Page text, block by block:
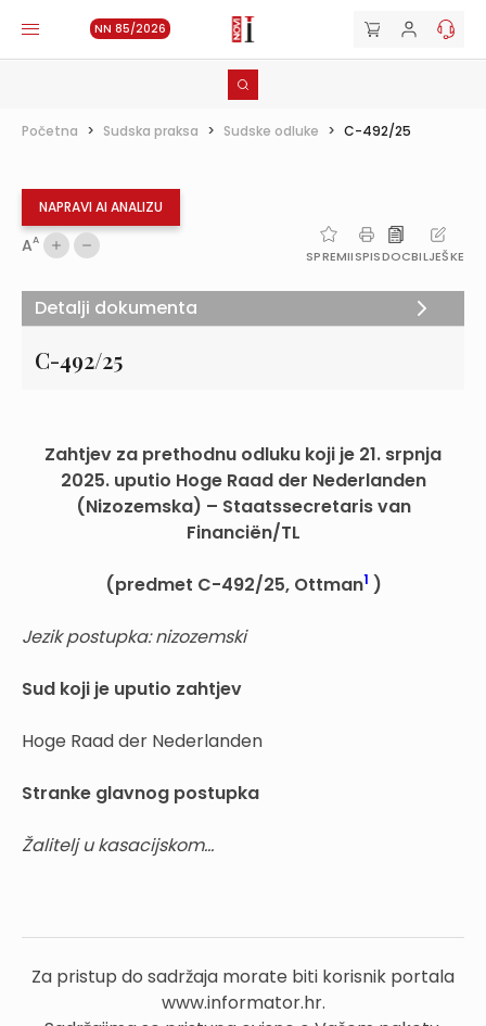
NN 85/2026
Početna > Sudska praksa > Sudske odluke > C-492/25
NAPRAVI AI ANALIZU
AA
SPREMIISPISDOCBILJEŠKE
C-492/25
Zahtjev za prethodnu odluku koji je 21. srpnja
2025. uputio Hoge Raad der Nederlanden
(Nizozemska) – Staatssecretaris van
Financiën/TL
(predmet C-492/25, Ottman1 )
Jezik postupka: nizozemski
Sud koji je uputio zahtjev
Hoge Raad der Nederlanden
Stranke glavnog postupka
Žalitelj u kasacijskom...
Za pristup do sadržaja morate biti korisnik portala
www.informator.hr.
Detalji dokumenta